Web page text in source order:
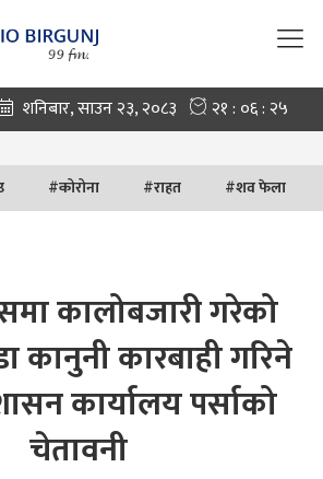
#कोरोना #राहत #शव फेला
कालोबजारी गरेको
कानुनी कारबाही गरिने
कार्यालय पर्साको
चेतावनी